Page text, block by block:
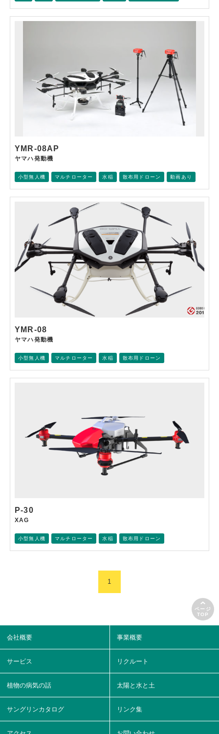
YMR-08AP
ヤマハ発動機
小型無人機 マルチローター 水稲 散布用ドローン 動画あり
YMR-08
ヤマハ発動機
小型無人機 マルチローター 水稲 散布用ドローン
P-30
XAG
小型無人機 マルチローター 水稲 散布用ドローン
1
ページ
TOP
会社概要 事業概要
サービス リクルート
植物の病気の話 太陽と水と土
サングリンカタログ リンク集